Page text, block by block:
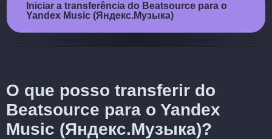
Iniciar a transferência do Beatsource para o
Yandex Music (Яндекс.Музыка)
O que posso transferir do
Beatsource para o Yandex
Music (Яндекс.Музыка)?